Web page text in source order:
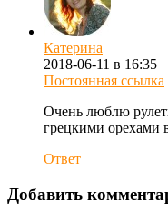
Катерина
2018-06-11 в 16:35
Постоянная ссылка
Очень люблю
грецкими орехами
Ответ
Добавить